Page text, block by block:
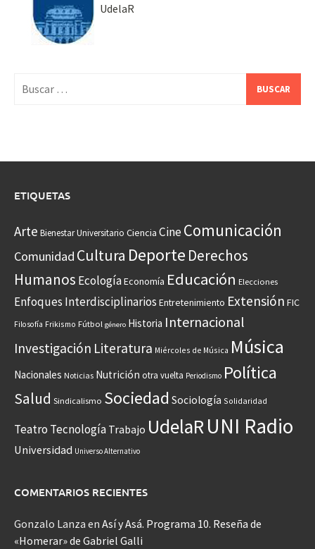
UdelaR
ETIQUETAS
Arte Bienestar Universitario Ciencia CineComunicación
Comunidad Cultura Deporte Derechos
Humanos EcologíaEconomía Educación Elecciones
Enfoques Interdisciplinarios Entretenimiento Extensión FIC
Filosofía Frikismo Fútbol género Historia Internacional
Investigación Literatura Miércoles de Música Música
Nacionales Noticias Nutrición otra vuelta Periodismo Política
Salud Sindicalismo Sociedad Sociología Solidaridad
Teatro Tecnología Trabajo UdelaRUNI Radio
Universidad Universo Alternativo
COMENTARIOS RECIENTES
Gonzalo Lanza en Así y Asá. Programa 10. Reseña de
«Homerar» de Gabriel Galli